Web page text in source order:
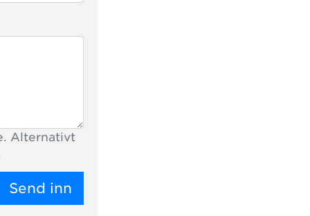
Alternativt
Send inn